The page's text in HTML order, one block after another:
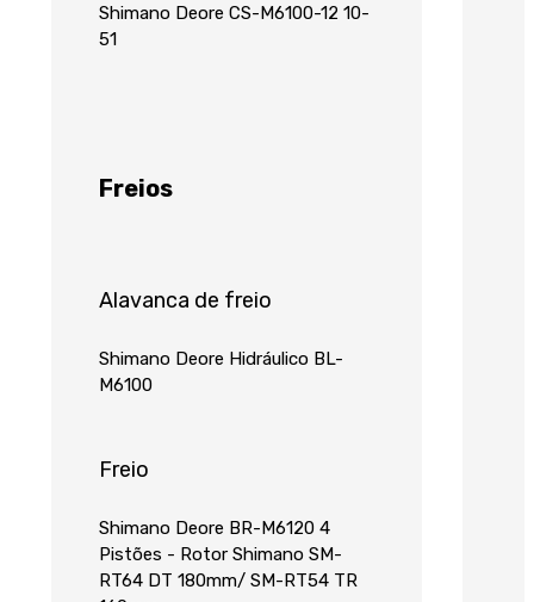
Shimano Deore CS-M6100-12 10-
51
Freios
Alavanca de freio
Shimano Deore Hidráulico BL-
M6100
Freio
Shimano Deore BR-M6120 4
Pistões - Rotor Shimano SM-
RT64 DT 180mm/ SM-RT54 TR